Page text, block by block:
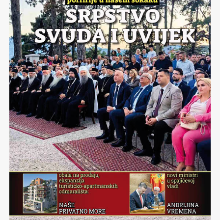
sendviče ne bi se smejao. Danas znam da ga je cilj
poklopio, kao muvu čaša, i ograđen zadatkom je gledao
svet kroz usko staklo.
Jutrom dok su senke dugačke, gimnastike radi, očima se
rastrčim po živopisnim krajolicima koji promiču pored
kola i sve bi bilo čarolija da se ne dešavaju sve brojnija
spoticanja pogleda o užasna krajputaška “drop&run“
smetlišta. Zašto to radimo, dođavola?! Volim putovanja,
ali ne moderna, šablonizirana… Volim da vršljam tamo
gde ne idu svi, da otkrivam bez predznanja,
improvizujem do dramatičnih granica, da ostanem
zatečena, raspamećena prizorima i situacijama, ne mora
biti grandiozno – samo autentično, jer to je onaj pravi
začin.
Munjevito se prebacujem na neka suštinska pitanja, tipa
da li je za radost potrebno malo? Malo sreće, malo
skoknuti do Pivnice Irish pub u Rumi, malo rakije, malo